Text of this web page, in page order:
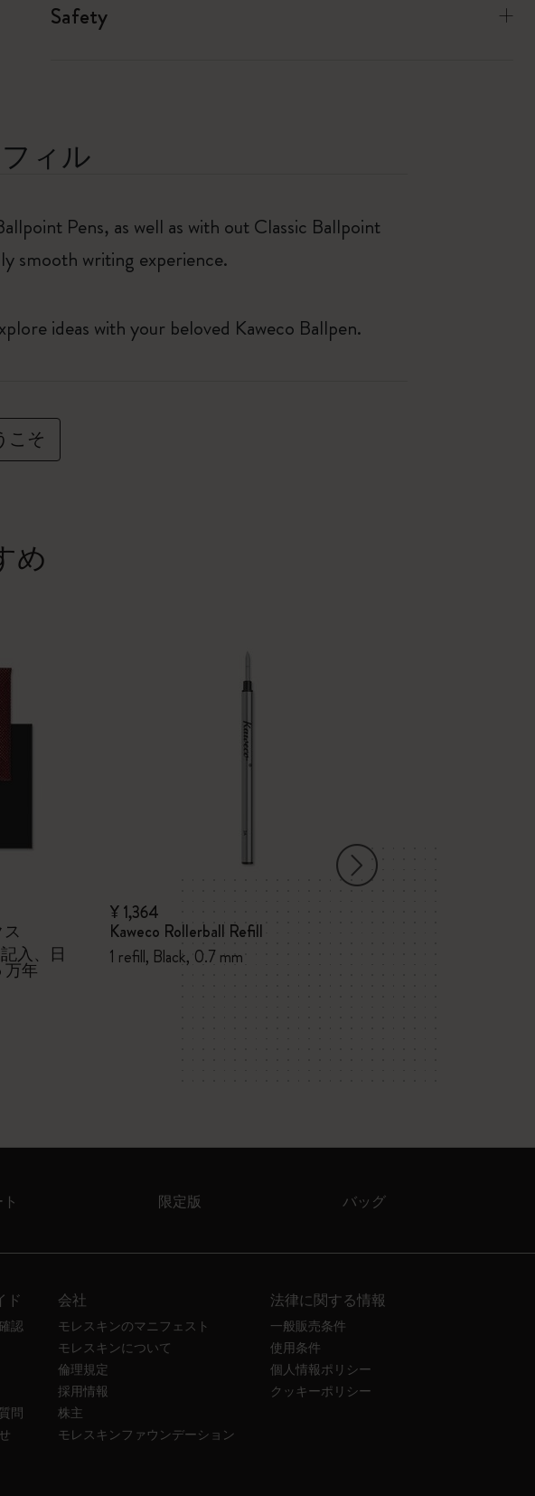
ン
Safety
ィル
Pens, as well as with out Classic Ballpoint
smooth writing experience.
ideas with your beloved Kaweco Ballpen.
こそ
め
入、日
万年
¥ 1,364
Kaweco Rollerball Refill
1 refill, Black, 0.7 mm
限定版 バッグ
ド
認
問
会社
モレスキンのマニフェスト
モレスキンについて
倫理規定
採用情報
株主
モレスキンファウンデーション
法律に関する情報
一般販売条件
使用条件
個人情報ポリシー
クッキーポリシー